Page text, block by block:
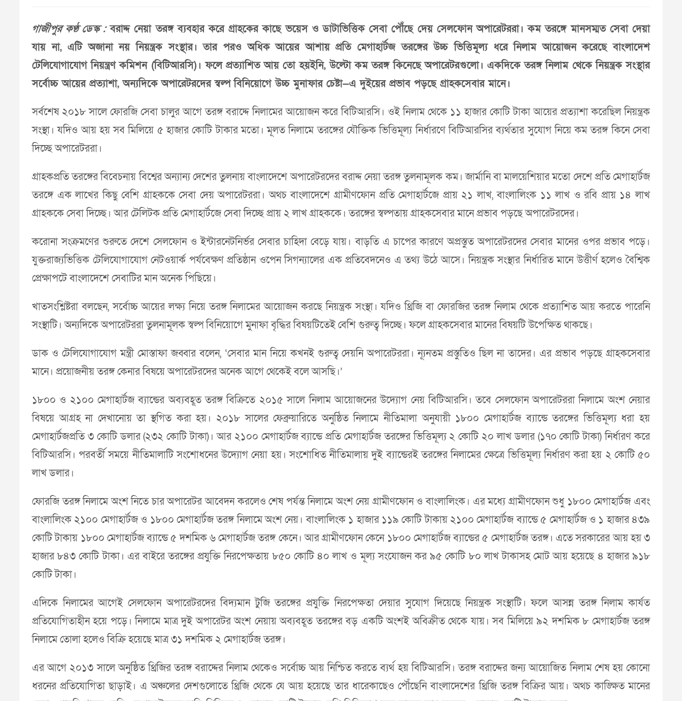
গাজীপুর কণ্ঠ ডেস্ক :বরাদ্দ নেয়া তরঙ্গ ব্যবহার করে গ্রাহকের কাছে ভয়েস ও ডাটাভিত্তিক সেবা পৌঁছে দেয় সেলফোন অপারেটররা। কম তরঙ্গে মানসম্মত সেবা দেয়া
যায় না, এটি অজানা নয় নিয়ন্ত্রক সংস্থার। তার পরও অধিক আয়ের আশায় প্রতি মেগাহার্টজ তরঙ্গের উচ্চ ভিত্তিমূল্য ধরে নিলাম আয়োজন করেছে বাংলাদেশ
টেলিযোগাযোগ নিয়ন্ত্রণ কমিশন (বিটিআরসি)। ফলে প্রত্যাশিত আয় তো হয়ইনি, উল্টো কম তরঙ্গ কিনেছে অপারেটরগুলো। একদিকে তরঙ্গ নিলাম থেকে নিয়ন্ত্রক সংস্থার
সর্বোচ্চ আয়ের প্রত্যাশা, অন্যদিকে অপারেটরদের স্বল্প বিনিয়োগে উচ্চ মুনাফার চেষ্টা—এ দুইয়ের প্রভাব পড়ছে গ্রাহকসেবার মানে।
সর্বশেষ ২০১৮ সালে ফোরজি সেবা চালুর আগে তরঙ্গ বরাদ্দে নিলামের আয়োজন করে বিটিআরসি। ওই নিলাম থেকে ১১ হাজার কোটি টাকা আয়ের প্রত্যাশা করেছিল নিয়ন্ত্রক
সংস্থা। যদিও আয় হয় সব মিলিয়ে ৫ হাজার কোটি টাকার মতো। মূলত নিলামে তরঙ্গের যৌক্তিক ভিত্তিমূল্য নির্ধারণে বিটিআরসির ব্যর্থতার সুযোগ নিয়ে কম তরঙ্গ কিনে সেবা
দিচ্ছে অপারেটররা।
গ্রাহকপ্রতি তরঙ্গের বিবেচনায় বিশ্বের অন্যান্য দেশের তুলনায় বাংলাদেশে অপারেটরদের বরাদ্দ নেয়া তরঙ্গ তুলনামূলক কম। জার্মানি বা মালয়েশিয়ার মতো দেশে প্রতি মেগাহার্টজ
তরঙ্গে এক লাখের কিছু বেশি গ্রাহককে সেবা দেয় অপারেটররা। অথচ বাংলাদেশে গ্রামীণফোন প্রতি মেগাহার্টজে প্রায় ২১ লাখ, বাংলালিংক ১১ লাখ ও রবি প্রায় ১৪ লাখ
গ্রাহককে সেবা দিচ্ছে। আর টেলিটক প্রতি মেগাহার্টজে সেবা দিচ্ছে প্রায় ২ লাখ গ্রাহককে। তরঙ্গের স্বল্পতায় গ্রাহকসেবার মানে প্রভাব পড়ছে অপারেটরদের।
করোনা সংক্রমণের শুরুতে দেশে সেলফোন ও ইন্টারনেটনির্ভর সেবার চাহিদা বেড়ে যায়। বাড়তি এ চাপের কারণে অপ্রস্তুত অপারেটরদের সেবার মানের ওপর প্রভাব পড়ে।
যুক্তরাজ্যভিত্তিক টেলিযোগাযোগ নেটওয়ার্ক পর্যবেক্ষণ প্রতিষ্ঠান ওপেন সিগন্যালের এক প্রতিবেদনেও এ তথ্য উঠে আসে। নিয়ন্ত্রক সংস্থার নির্ধারিত মানে উত্তীর্ণ হলেও বৈশ্বিক
প্রেক্ষাপটে বাংলাদেশে সেবাটির মান অনেক পিছিয়ে।
খাতসংশ্লিষ্টরা বলছেন, সর্বোচ্চ আয়ের লক্ষ্য নিয়ে তরঙ্গ নিলামের আয়োজন করছে নিয়ন্ত্রক সংস্থা। যদিও থ্রিজি বা ফোরজির তরঙ্গ নিলাম থেকে প্রত্যাশিত আয় করতে পারেনি
সংস্থাটি। অন্যদিকে অপারেটররা তুলনামূলক স্বল্প বিনিয়োগে মুনাফা বৃদ্ধির বিষয়টিতেই বেশি গুরুত্ব দিচ্ছে। ফলে গ্রাহকসেবার মানের বিষয়টি উপেক্ষিত থাকছে।
ডাক ও টেলিযোগাযোগ মন্ত্রী মোস্তাফা জব্বার বলেন, ‘সেবার মান নিয়ে কখনই গুরুত্ব দেয়নি অপারেটররা। ন্যূনতম প্রস্তুতিও ছিল না তাদের। এর প্রভাব পড়ছে গ্রাহকসেবার
মানে। প্রয়োজনীয় তরঙ্গ কেনার বিষয়ে অপারেটরদের অনেক আগে থেকেই বলে আসছি।’
১৮০০ ও ২১০০ মেগাহার্টজ ব্যান্ডের অব্যবহূত তরঙ্গ বিক্রিতে ২০১৫ সালে নিলাম আয়োজনের উদ্যোগ নেয় বিটিআরসি। তবে সেলফোন অপারেটররা নিলামে অংশ নেয়ার
বিষয়ে আগ্রহ না দেখানোয় তা স্থগিত করা হয়। ২০১৮ সালের ফেব্রুয়ারিতে অনুষ্ঠিত নিলামে নীতিমালা অনুযায়ী ১৮০০ মেগাহার্টজ ব্যান্ডে তরঙ্গের ভিত্তিমূল্য ধরা হয়
মেগাহার্টজপ্রতি ৩ কোটি ডলার (২৩২ কোটি টাকা)। আর ২১০০ মেগাহার্টজ ব্যান্ডে প্রতি মেগাহার্টজ তরঙ্গের ভিত্তিমূল্য ২ কোটি ২০ লাখ ডলার (১৭০ কোটি টাকা) নির্ধারণ করে
বিটিআরসি। পরবর্তী সময়ে নীতিমালাটি সংশোধনের উদ্যোগ নেয়া হয়। সংশোধিত নীতিমালায় দুই ব্যান্ডেরই তরঙ্গের নিলামের ক্ষেত্রে ভিত্তিমূল্য নির্ধারণ করা হয় ২ কোটি ৫০
লাখ ডলার।
ফোরজি তরঙ্গ নিলামে অংশ নিতে চার অপারেটর আবেদন করলেও শেষ পর্যন্ত নিলামে অংশ নেয় গ্রামীণফোন ও বাংলালিংক। এর মধ্যে গ্রামীণফোন শুধু ১৮০০ মেগাহার্টজ এবং
বাংলালিংক ২১০০ মেগাহার্টজ ও ১৮০০ মেগাহার্টজ তরঙ্গ নিলামে অংশ নেয়। বাংলালিংক ১ হাজার ১১৯ কোটি টাকায় ২১০০ মেগাহার্টজ ব্যান্ডে ৫ মেগাহার্টজ ও ১ হাজার ৪৩৯
কোটি টাকায় ১৮০০ মেগাহার্টজ ব্যান্ডে ৫ দশমিক ৬ মেগাহার্টজ তরঙ্গ কেনে। আর গ্রামীণফোন কেনে ১৮০০ মেগাহার্টজ ব্যান্ডের ৫ মেগাহার্টজ তরঙ্গ। এতে সরকারের আয় হয় ৩
হাজার ৮৪৩ কোটি টাকা। এর বাইরে তরঙ্গের প্রযুক্তি নিরপেক্ষতায় ৮৫০ কোটি ৪০ লাখ ও মূল্য সংযোজন কর ৯৫ কোটি ৮০ লাখ টাকাসহ মোট আয় হয়েছে ৪ হাজার ৯১৮
কোটি টাকা।
এদিকে নিলামের আগেই সেলফোন অপারেটরদের বিদ্যমান টুজি তরঙ্গের প্রযুক্তি নিরপেক্ষতা দেয়ার সুযোগ দিয়েছে নিয়ন্ত্রক সংস্থাটি। ফলে আসন্ন তরঙ্গ নিলাম কার্যত
প্রতিযোগিতাহীন হয়ে পড়ে। নিলামে মাত্র দুই অপারেটর অংশ নেয়ায় অব্যবহূত তরঙ্গের বড় একটি অংশই অবিক্রীত থেকে যায়। সব মিলিয়ে ৯২ দশমিক ৮ মেগাহার্টজ তরঙ্গ
নিলামে তোলা হলেও বিক্রি হয়েছে মাত্র ৩১ দশমিক ২ মেগাহার্টজ তরঙ্গ।
এর আগে ২০১৩ সালে অনুষ্ঠিত থ্রিজির তরঙ্গ বরাদ্দের নিলাম থেকেও সর্বোচ্চ আয় নিশ্চিত করতে ব্যর্থ হয় বিটিআরসি। তরঙ্গ বরাদ্দের জন্য আয়োজিত নিলাম শেষ হয় কোনো
ধরনের প্রতিযোগিতা ছাড়াই। এ অঞ্চলের দেশগুলোতে থ্রিজি থেকে যে আয় হয়েছে তার ধারেকাছেও পৌঁছেনি বাংলাদেশের থ্রিজি তরঙ্গ বিক্রির আয়। অথচ কাঙ্ক্ষিত মানের